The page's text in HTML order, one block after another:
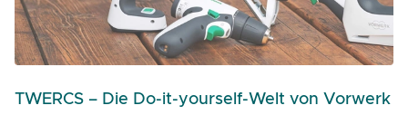
TWERCS – Die Do-it-yourself-Welt von Vorwerk